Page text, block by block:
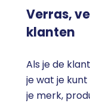
Verras,
klanten
Als je de
je wat je
je merk,